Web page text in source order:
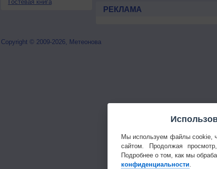
Гостевая книга
РЕКЛАМА
Copyright © 2009-2026, Метеонова
Мы используем файлы cookie,
сайтом. Продолжая
Подробнее о том, как мы
конфиденциальности